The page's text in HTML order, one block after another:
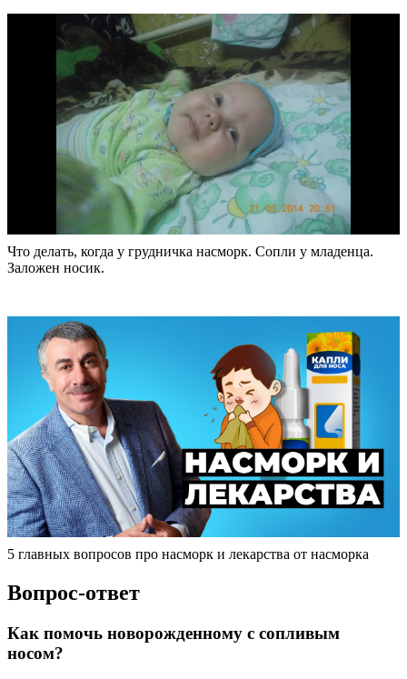
Что делать, когда у грудничка насморк. Сопли у младенца.
Заложен носик.
5 главных вопросов про насморк и лекарства от насморка
Вопрос-ответ
Как помочь новорожденному с сопливым
носом?